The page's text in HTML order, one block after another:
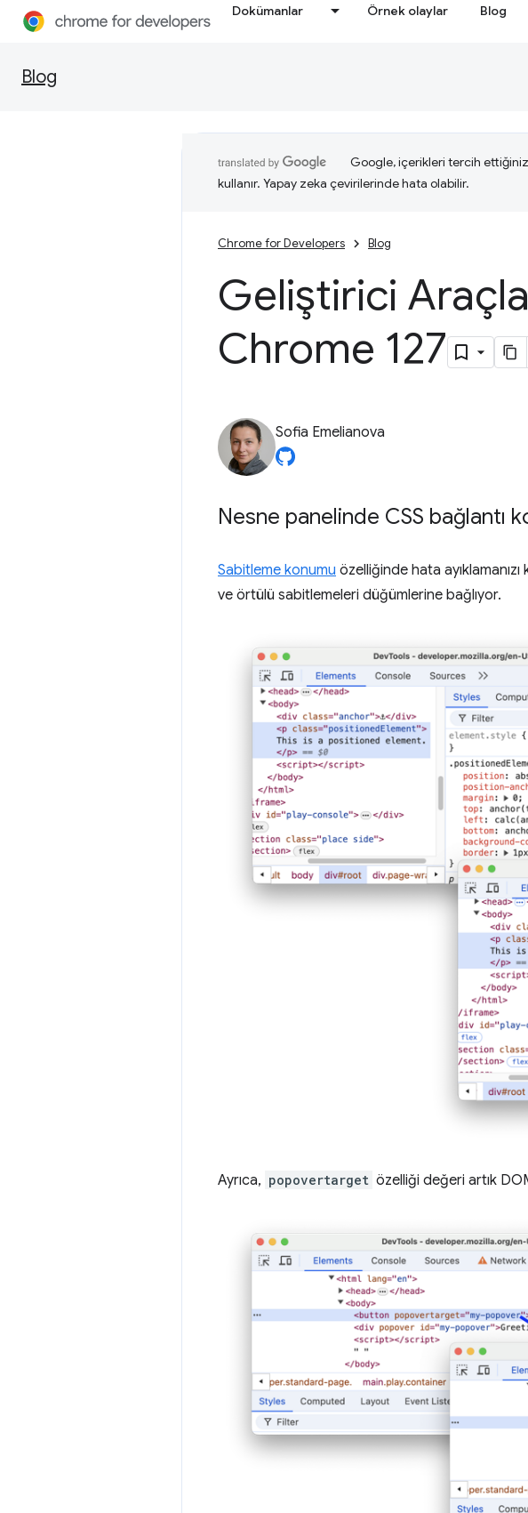
Dokümanlar Örnek olaylar Blog
Blog
Google, içerikleri tercih
kullanır. Yapay zeka çevirilerinde hata olabilir.
Chrome for Developers Blog
Geliştirici
Chrome 127
Sofia Emelianova
Nesne panelinde CSS bağlantı
Sabitleme konumu özelliğinde hata
ve örtülü sabitlemeleri düğümlerine bağlıyor.
Ayrıca, popovertarget özelliği değeri artık